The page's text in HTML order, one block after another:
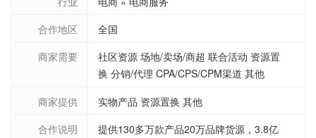
合作地区
全国
商家需要
社区资源 场地/卖场/商超 联合活动 资源置
换 分销/代理 CPA/CPS/CPM渠道 其他
商家提供
实物产品 资源置换 其他
合作说明
提供130多万款产品20万品牌货源，3.8亿